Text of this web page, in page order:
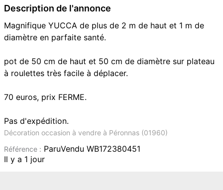
Description de l'annonce
Magnifique YUCCA de plus de 2 m de haut et 1 m de
diamètre en parfaite santé.
pot de 50 cm de haut et 50 cm de diamètre sur plateau
à roulettes très facile à déplacer.
70 euros, prix FERME.
Pas d'expédition.
Décoration occasion à vendre à Péronnas (01960)
Référence : ParuVendu WB172380451
Il y a 1 jour